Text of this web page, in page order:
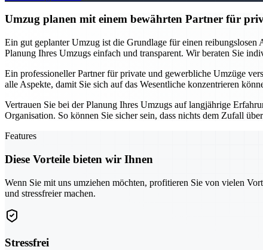
Umzug planen mit einem bewährten Partner für
Ein gut geplanter Umzug ist die Grundlage für einen
Planung Ihres Umzugs einfach und transparent. Wir beraten Sie
Ein professioneller Partner für private und gewerbliche Umzüge
alle Aspekte, damit Sie sich auf das Wesentliche konzentrieren
Vertrauen Sie bei der Planung Ihres Umzugs auf langjährige
Organisation. So können Sie sicher sein, dass nichts dem Zufall
Features
Diese Vorteile bieten wir Ihnen
Wenn Sie mit uns umziehen möchten, profitieren Sie von vielen
und stressfreier machen.
Stressfrei